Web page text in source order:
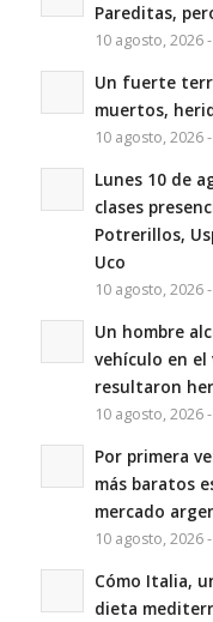
Pareditas,
10 agosto, 2026
Un fuerte
muertos,
10 agosto, 2026
Lunes 10 de
clases
Potrerillos,
Uco
10 agosto, 2026
Un hombre
vehículo en el
resultaron
10 agosto, 2026
Por primera
más baratos
mercado
10 agosto, 2026
Cómo Italia,
dieta